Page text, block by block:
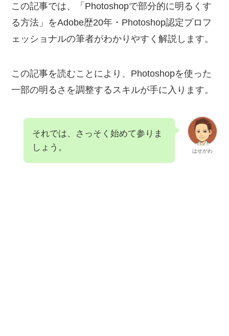
この記事では、「Photoshopで部分的に明るくす
る方法」をAdobe歴20年・Photoshop認定プロフ
ェッショナルの筆者がわかりやすく解説します。
この記事を読むことにより、Photoshopを使った
一部の明るさを調整するスキルが手に入ります。
はせがわ
それでは、さっそく始めて参りま
しょう。